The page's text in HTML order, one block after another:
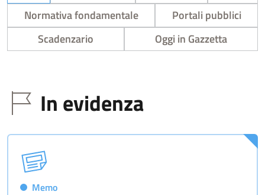
Normativa fondamentale
Portali pubblici
Scadenzario
Oggi in Gazzetta
In evidenza
Memo